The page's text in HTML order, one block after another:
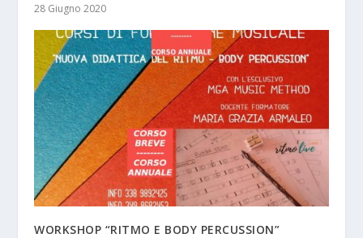
28 Giugno 2020
WORKSHOP “RITMO E BODY PERCUSSION”